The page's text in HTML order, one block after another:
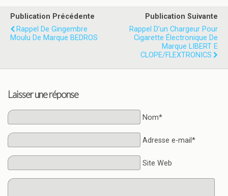
Publication Précédente
Rappel De Gingembre
Moulu De Marque BEDROS
Publication Suivante
Rappel D’un Chargeur Pour
Cigarette Électronique De
Marque LIBERT E
CLOPE/FLEXTRONICS
Laisser une réponse
Nom*
Adresse e-mail*
Site Web